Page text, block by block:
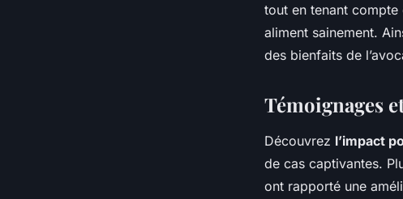
tout en tenant
aliment sainement.
des bienfaits de
Témoignages
Découvrez l’impact
de cas captivantes.
ont rapporté une